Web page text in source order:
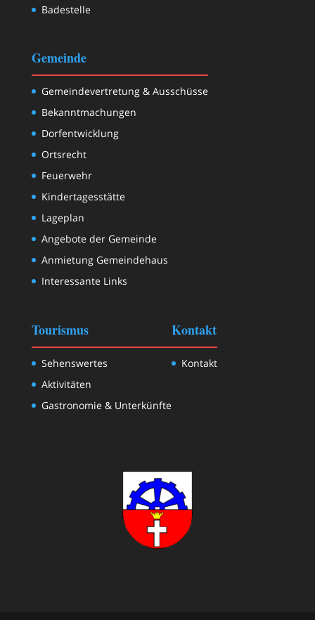
Badestelle
Gemeinde
Gemeindevertretung & Ausschüsse
Bekanntmachungen
Dorfentwicklung
Ortsrecht
Feuerwehr
Kindertagesstätte
Lageplan
Angebote der Gemeinde
Anmietung Gemeindehaus
Interessante Links
Tourismus
Sehenswertes
Aktivitäten
Gastronomie & Unterkünfte
Kontakt
Kontakt